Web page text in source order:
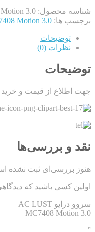
شناسه محصول: 3.0
برچسب ها: Motion 3.0
توضیحات
نظرات (0)
توضیحات
جهت اطلاع از قیمت و خرید
نقد و بررسی‌ها
هنوز بررسی‌ای ثبت نشده
اولین کسی باشید که
سروو درایو AC LUST
MC7408 Motion 3.0